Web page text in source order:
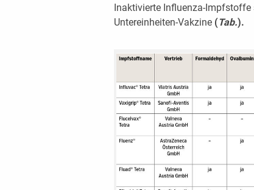
Inaktivierte Influenza-Impfstoffe
Untereinheiten-Vakzine (Tab.).